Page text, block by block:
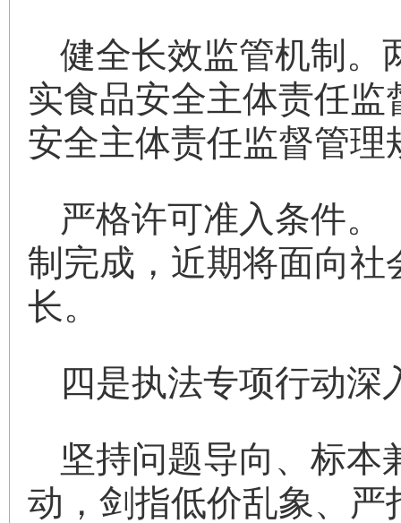
健全长效监管机制
实食品安全主体责任
安全主体责任监督管理
严格许可准入条件。
制完成，近期将面向
长。
四是执法专项行动深
坚持问题导向、标本
动，剑指低价乱象、